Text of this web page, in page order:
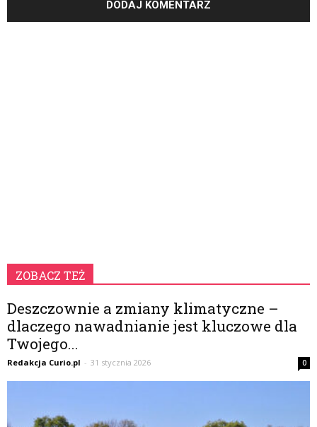
ZOBACZ TEŻ
Deszczownie a zmiany klimatyczne –
dlaczego nawadnianie jest kluczowe dla
Twojego...
Redakcja Curio.pl - 31 stycznia 2026 0